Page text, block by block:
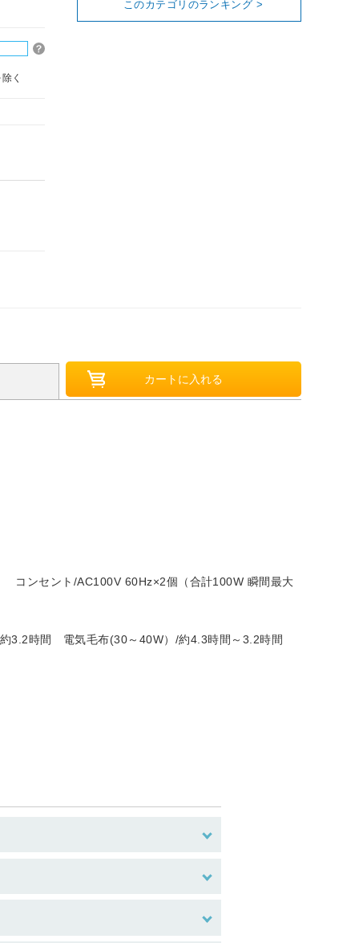
く
このカテゴリのランキング >
コンセント/AC100V 60Hz×2個（合計100W 瞬間最大
3.2時間 電気毛布(30～40W）/約4.3時間～3.2時間